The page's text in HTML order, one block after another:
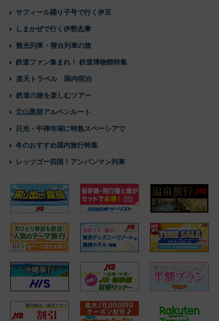
サフィール踊り子号で行く伊豆
しまかぜで行く伊勢志摩
観光列車・寝台列車の旅
鉄道ファン集まれ！ 鉄道博物館特集
楽天トラベル 国内宿泊
鉄道の旅を楽しむツアー
立山黒部アルペンルート
日光・中禅寺湖に特急スペーシアで
冬のおすすめ国内旅行特集
レッツゴー四国！アンパンマン列車